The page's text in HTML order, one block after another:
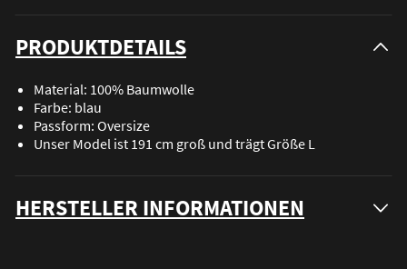
PRODUKTDETAILS
Material: 100% Baumwolle
Farbe: blau
Passform: Oversize
Unser Model ist 191 cm groß und trägt Größe L
HERSTELLER INFORMATIONEN